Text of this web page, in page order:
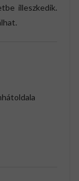
illeszkedik.